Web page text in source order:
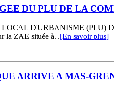
DU PLU DE LA
D'URBANISME (PLU) DE
la ZAE située à...[En savoir plus]
ARRIVE A MAS-